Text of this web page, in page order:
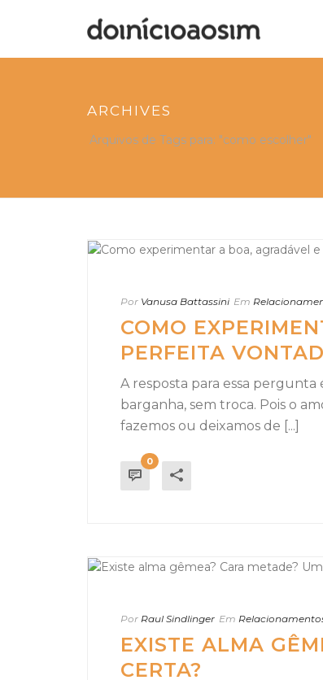
ARCHIVES
Arquivos de Tags para: "como escolher"
Por Vanusa Battassini Em
COMO
PERFEITA
A resposta para essa
barganha, sem troca. Pois o
fazemos ou deixamos de [...]
0
Por Raul Sindlinger Em
EXISTE ALMA
CERTA?